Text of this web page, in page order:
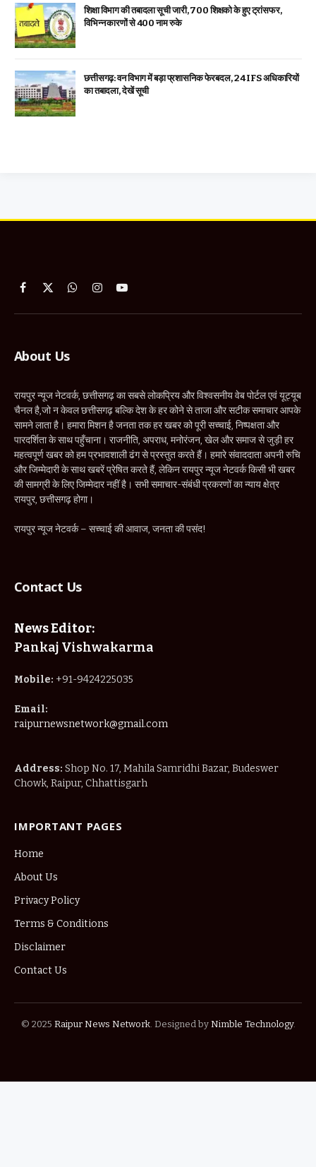
शिक्षा विभाग की तबादला सूची जारी, 700 शिक्षको के हुए ट्रांसफर,
विभिन्न कारणों से 400 नाम रुके
छत्तीसगढ़: वन विभाग में बड़ा प्रशासनिक फेरबदल, 24 IFS अधिकारियों
का तबादला, देखें सूची
Facebook
X
WhatsApp
InstagramYouTube
About Us
रायपुर न्यूज नेटवर्क, छत्तीसगढ़ का सबसे लोकप्रिय और विश्वसनीय वेब पोर्टल एवं यूट्यूब
चैनल है,जो न केवल छत्तीसगढ़ बल्कि देश के हर कोने से ताजा और सटीक समाचार आपके
सामने लाता है। हमारा मिशन है जनता तक हर खबर को पूरी सच्चाई, निष्पक्षता और
पारदर्शिता के साथ पहुँचाना। राजनीति, अपराध, मनोरंजन, खेल और समाज से जुड़ी हर
महत्वपूर्ण खबर को हम प्रभावशाली ढंग से प्रस्तुत करते हैं। हमारे संवाददाता अपनी रुचि
और जिम्मेदारी के साथ खबरें प्रेषित करते हैं, लेकिन रायपुर न्यूज नेटवर्क किसी भी खबर
की सामग्री के लिए जिम्मेदार नहीं है। सभी समाचार-संबंधी प्रकरणों का न्याय क्षेत्र
रायपुर, छत्तीसगढ़ होगा।
रायपुर न्यूज नेटवर्क – सच्चाई की आवाज, जनता की पसंद!
Contact Us
News Editor:
Pankaj Vishwakarma
Mobile: +91-9424225035
Email:
raipurnewsnetwork@gmail.com
Address: Shop No. 17, Mahila Samridhi Bazar, Budeswer
Chowk, Raipur, Chhattisgarh
IMPORTANT PAGES
Home
About Us
Privacy Policy
Terms & Conditions
Disclaimer
Contact Us
© 2025 Raipur News Network. Designed by Nimble Technology.